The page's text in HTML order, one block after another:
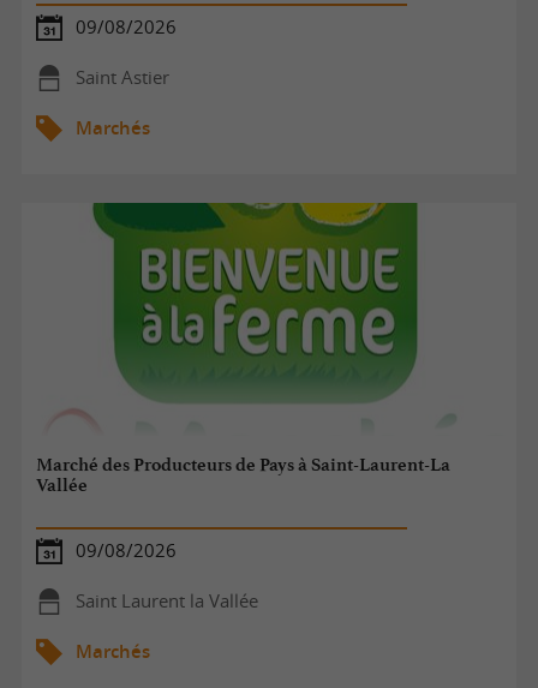
09/08/2026
Saint Astier
Marchés
Marché des Producteurs de Pays à Saint-Laurent-La
Vallée
09/08/2026
Saint Laurent la Vallée
Marchés